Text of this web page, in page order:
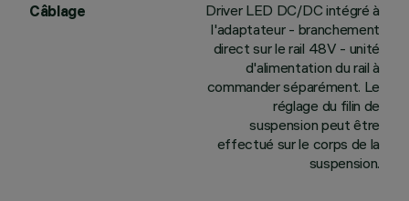
Câblage
Driver LED DC/DC intégré à
l'adaptateur - branchement
direct sur le rail 48V - unité
d'alimentation du rail à
commander séparément. Le
réglage du filin de
suspension peut être
effectué sur le corps de la
suspension.